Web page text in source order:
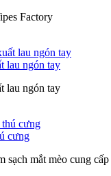
Factory
lau ngón tay
lau ngón tay
cưng
sạch mắt mèo cung